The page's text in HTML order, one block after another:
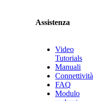
Assistenza
Video
Tutorials
Manuali
Connettività
FAQ
Modulo